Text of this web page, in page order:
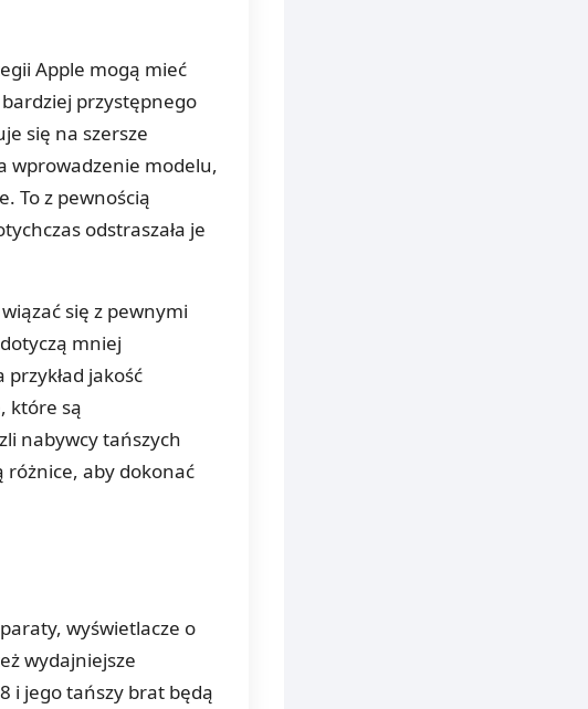
Apple mogą mieć
przystępnego
się na szersze
wprowadzenie modelu,
To z pewnością
odstraszała je
się z pewnymi
mniej
jakość
które są
nabywcy tańszych
różnice, aby dokonać
wyświetlacze o
wydajniejsze
i jego tańszy brat będą